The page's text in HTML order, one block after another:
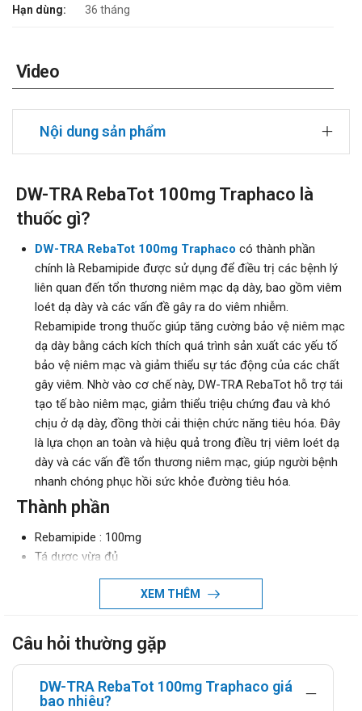
Hạn dùng: 36 tháng
Video
Nội dung sản phẩm
DW-TRA RebaTot 100mg Traphaco là
thuốc gì?
DW-TRA RebaTot 100mg Traphaco có thành phần
chính là Rebamipide được sử dụng để điều trị các bệnh lý
liên quan đến tổn thương niêm mạc dạ dày, bao gồm viêm
loét dạ dày và các vấn đề gây ra do viêm nhiễm.
Rebamipide trong thuốc giúp tăng cường bảo vệ niêm mạc
dạ dày bằng cách kích thích quá trình sản xuất các yếu tố
bảo vệ niêm mạc và giảm thiểu sự tác động của các chất
gây viêm. Nhờ vào cơ chế này, DW-TRA RebaTot hỗ trợ tái
tạo tế bào niêm mạc, giảm thiểu triệu chứng đau và khó
chịu ở dạ dày, đồng thời cải thiện chức năng tiêu hóa. Đây
là lựa chọn an toàn và hiệu quả trong điều trị viêm loét dạ
dày và các vấn đề tổn thương niêm mạc, giúp người bệnh
nhanh chóng phục hồi sức khỏe đường tiêu hóa.
Thành phần
Rebamipide : 100mg
Tá dược vừa đủ
Chỉ định của DW-TRA RebaTot 100mg
Công dụng:
chặn tổn thương niêm mạc dạ dày.
Chỉ định:
XEM THÊM
Câu hỏi thường gặp
DW-TRA RebaTot 100mg Traphaco giá
bao nhiêu?